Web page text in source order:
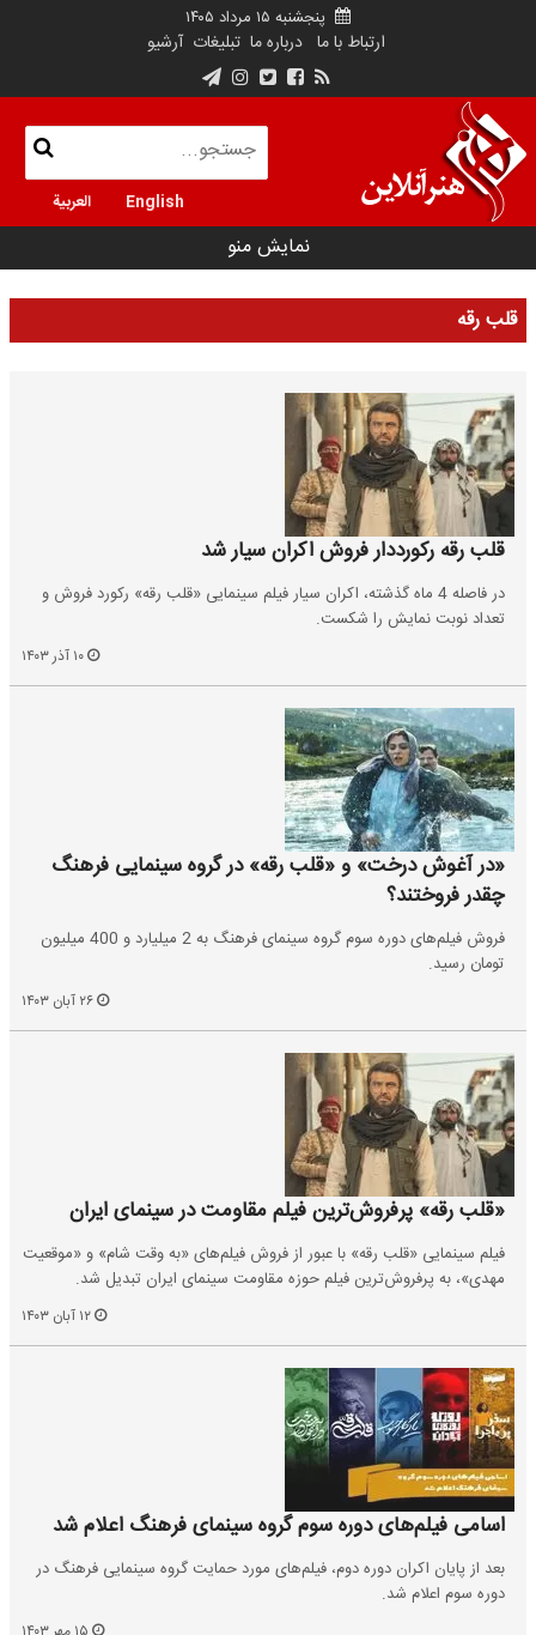
پنجشنبه ۱۵ مرداد ۱۴۰۵
ارتباط با ما درباره ما تبلیغات آرشیو
English العربية
نمایش منو
قلب رقه
قلب رقه رکورددار فروش اکران سیار شد
در فاصله 4 ماه گذشته، اکران سیار فیلم سینمایی «قلب رقه» رکورد فروش و
تعداد نوبت نمایش را شکست.
«در آغوش درخت» و «قلب رقه» در گروه سینمایی فرهنگ
چقدر فروختند؟
فروش فیلم‌های دوره سوم گروه سینمای فرهنگ به 2 میلیارد و 400 میلیون
تومان رسید.
«قلب رقه» پرفروش‌ترین فیلم مقاومت در سینمای ایران
فیلم سینمایی «قلب رقه» با عبور از فروش فیلم‌های «به وقت شام» و «موقعیت
مهدی»، به پرفروش‌ترین فیلم حوزه مقاومت سینمای ایران تبدیل شد.
اسامی فیلم‌های دوره سوم گروه سینمای فرهنگ اعلام شد
بعد از پایان اکران دوره دوم، فیلم‌های مورد حمایت گروه سینمایی فرهنگ در
دوره سوم اعلام شد.